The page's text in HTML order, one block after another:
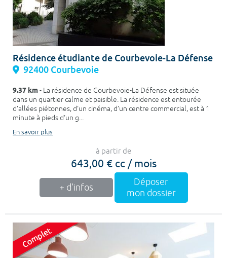
Résidence étudiante de Courbevoie-La Défense
92400 Courbevoie
9.37 km- La résidence de Courbevoie-La Défense est située
dans un quartier calme et paisible. La résidence est entourée
d’allées piétonnes, d'un cinéma, d’un centre commercial, est à 1
minute à pieds d'un g...
En savoir plus
à partir de
643,00 € cc / mois
+ d'infos
Déposer
mon dossier